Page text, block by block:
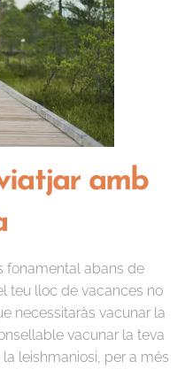
amb
fonamental abans de
teu lloc de vacances no
necessitaràs vacunar la
vacunar la teva
leishmaniosi, per a més